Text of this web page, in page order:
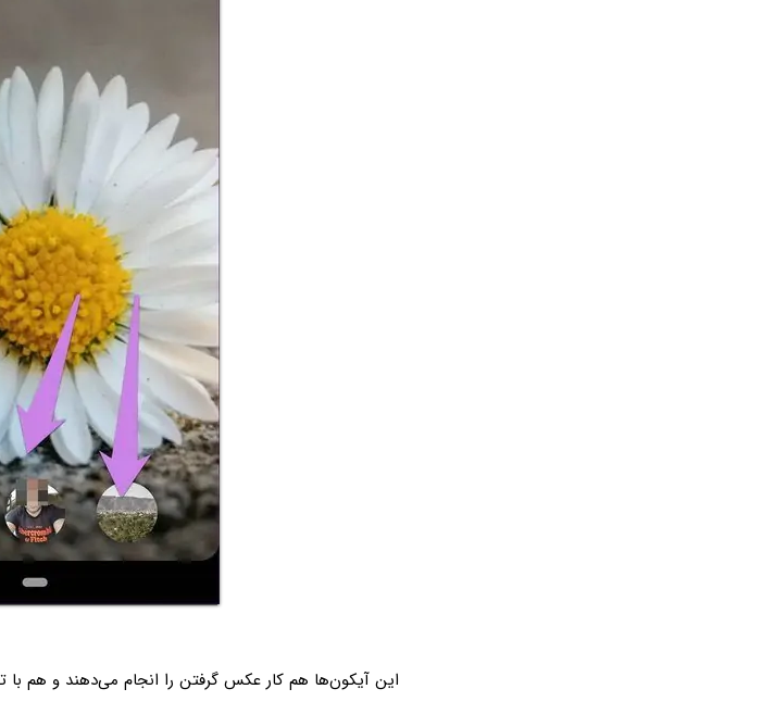
این آیکون‌ها هم کار عکس گرفتن را انجام می‌دهند و هم